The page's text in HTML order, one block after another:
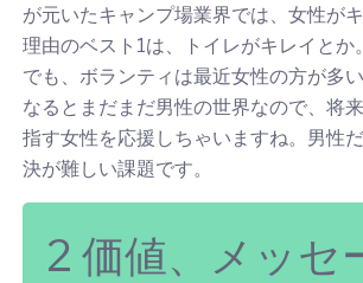
が元いたキャンプ場業界では、女性が
理由のベスト1は、トイレがキレイとか
でも、ボランティは最近女性の方が多
なるとまだまだ男性の世界なので、将
指す女性を応援しちゃいますね。男性
決が難しい課題です。
2 価値、メッセ